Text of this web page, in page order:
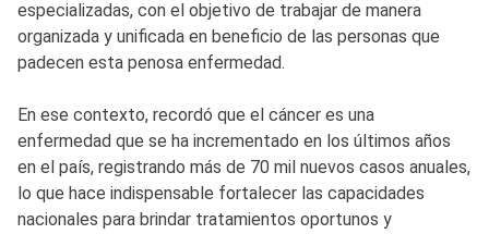
especializadas, con el objetivo de trabajar de manera
organizada y unificada en beneficio de las personas que
padecen esta penosa enfermedad.
En ese contexto, recordó que el cáncer es una
enfermedad que se ha incrementado en los últimos años
en el país, registrando más de 70 mil nuevos casos anuales,
lo que hace indispensable fortalecer las capacidades
nacionales para brindar tratamientos oportunos y